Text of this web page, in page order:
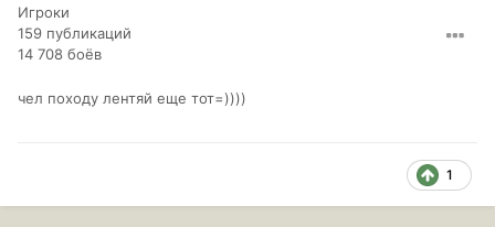
Игроки
159 публикаций
14 708 боёв
чел походу лентяй еще тот=))))
1